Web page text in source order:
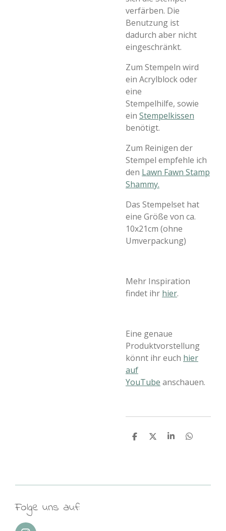
verfärben. Die
Benutzung ist
dadurch aber nicht
eingeschränkt.
Zum Stempeln wird
ein Acrylblock oder
eine
Stempelhilfe, sowie
ein Stempelkissen
benötigt.
Zum Reinigen der
Stempel empfehle ich
den Lawn Fawn Stamp
Shammy.
Das Stempelset hat
eine Größe von ca.
10x21cm (ohne
Umverpackung)
Mehr Inspiration
findet ihr hier.
Eine genaue
Produktvorstellung
könnt ihr euch hier
auf
YouTube anschauen.
T
T
T
T
Folge uns auf: